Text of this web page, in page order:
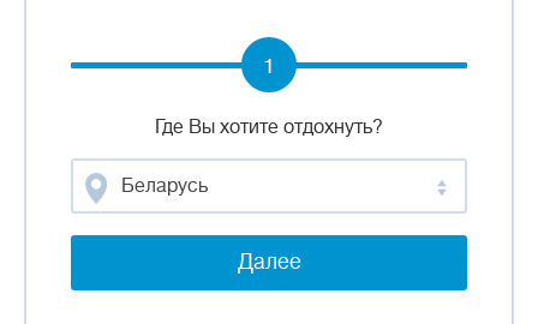
Где Вы хотите отдохнуть?
Беларусь
Далее
1